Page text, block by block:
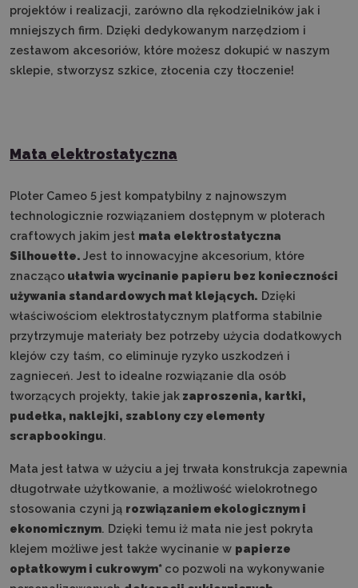
projektów i realizacji, zarówno dla rękodzielników jak i
mniejszych firm. Dzięki dedykowanym narzędziom i
zestawom akcesoriów, które możesz dokupić w naszym
sklepie, stworzysz szkice, złocenia czy tłoczenie!
Mata elektrostatyczna
Ploter Cameo 5 jest kompatybilny z najnowszym
technologicznie rozwiązaniem dostępnym w ploterach
craftowych jakim jest mata elektrostatyczna
Silhouette. Jest to innowacyjne akcesorium, które
znacząco ułatwia wycinanie papieru bez konieczności
używania standardowych mat klejących. Dzięki
właściwościom elektrostatycznym platforma stabilnie
przytrzymuje materiały bez potrzeby użycia dodatkowych
klejów czy taśm, co eliminuje ryzyko uszkodzeń i
zagnieceń. Jest to idealne rozwiązanie dla osób
tworzących projekty, takie jak zaproszenia, kartki,
pudełka, naklejki, szablony czy elementy
scrapbookingu.
Mata jest łatwa w użyciu a jej trwała konstrukcja zapewnia
długotrwałe użytkowanie, a możliwość wielokrotnego
stosowania czyni ją rozwiązaniem ekologicznym i
ekonomicznym. Dzięki temu iż mata nie jest pokryta
klejem możliwe jest także wycinanie w papierze
opłatkowym i cukrowym* co pozwoli na wykonywanie